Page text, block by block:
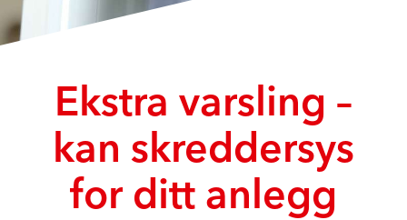
Ekstra varsling –
kan skreddersys
for ditt anlegg